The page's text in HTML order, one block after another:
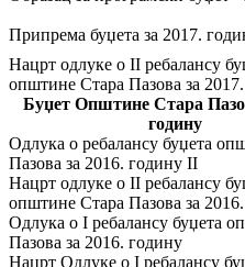
Припрема буџета за 2017.
Нацрт одлуке о II ребалансу
општине Стара Пазова за
Буџет Општине Стара
годину
Одлука о ребалансу буџета
Пазова за 2016. годину II
Нацрт одлуке о II ребалансу
општине Стара Пазова за
Одлука о I ребалансу буџета
Пазова за 2016. годину
Нацрт Одлуке о I ребалансу